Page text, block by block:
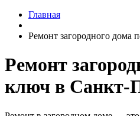
Главная
Ремонт загородного дома
Ремонт
ключ в Санкт-